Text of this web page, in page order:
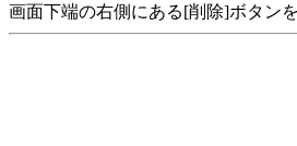
画面下端の右側にある[削除]ボタン